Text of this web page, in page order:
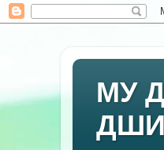
МУ